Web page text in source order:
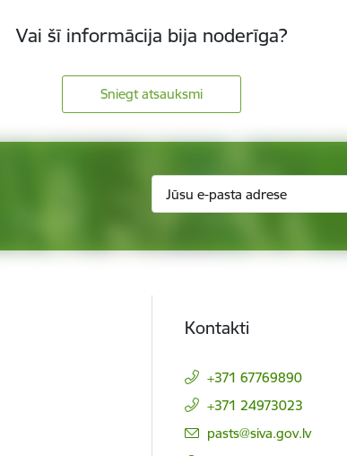
Vai šī informācija bija noderīga?
Sniegt atsauksmi
Kontakti
+371 67769890
+371 24973023
E-pasts:
pasts@siva.gov.lv